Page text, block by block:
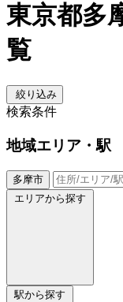
東京都多
覧
絞り込み
検索条件
地域エリア・駅
多摩市
エリアから探す
駅から探す